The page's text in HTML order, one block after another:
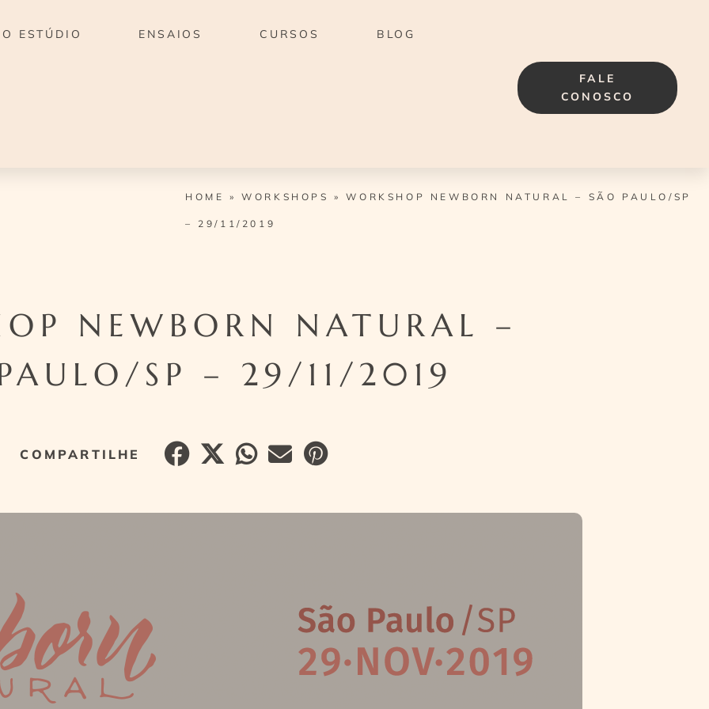
O ESTÚDIO ENSAIOS CURSOS BLOG
FALE
CONOSCO
HOME »WORKSHOPS »WORKSHOP NEWBORN NATURAL – SÃO PAULO/SP
– 29/11/2019
NEWBORN NATURAL –
SP – 29/11/2019